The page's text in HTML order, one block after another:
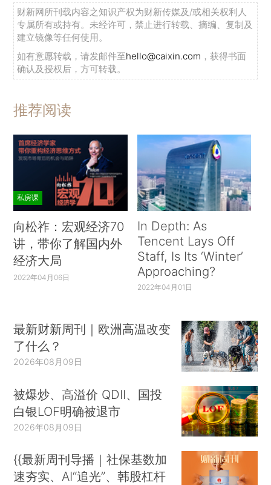
财新网所刊载内容之知识产权为财新传媒及/或相关权利人
专属所有或持有。未经许可，禁止进行转载、摘编、复制及
建立镜像等任何使用。
如有意愿转载，请发邮件至hello@caixin.com ，获得书面
确认及授权后，方可转载。
推荐阅读
私房课
向松祚：宏观经济70
讲，带你了解国内外
经济大局
2022年04月06日
In Depth: As
Tencent Lays Off
Staff, Is Its ‘Winter’
Approaching?
2022年04月01日
最新财新周刊｜欧洲高温改变
了什么？
2026年08月09日
被爆炒、高溢价 QDII、国投
白银LOF明确被退市
2026年08月09日
{{最新周刊导播｜社保基数加
速夯实、AI“追光”、韩股杠杆